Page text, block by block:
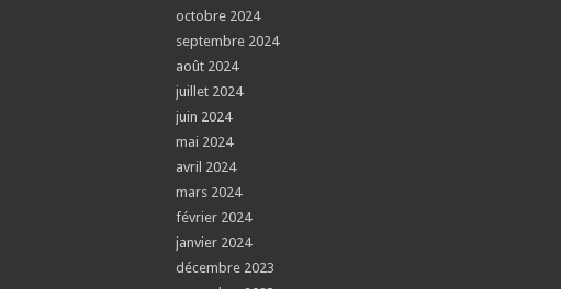
octobre 2024
septembre 2024
août 2024
juillet 2024
juin 2024
mai 2024
avril 2024
mars 2024
février 2024
janvier 2024
décembre 2023